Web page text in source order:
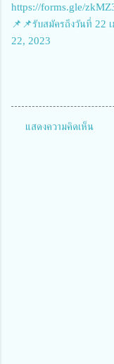
https://forms.gle/
📌📌รับสมัครถึงวันที่ 22
22, 2023
แสดงความคิดเห็น